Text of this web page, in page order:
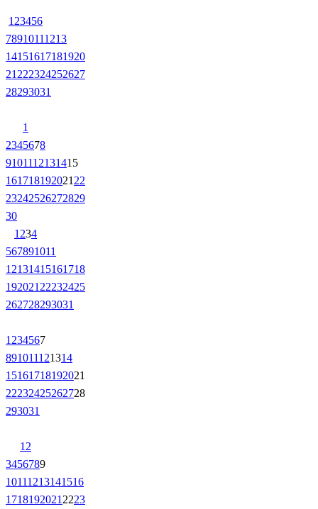
1 23456
78910111213
14151617181920
21 222324252627
28293031
1
2345678
9101112131415
161718192021 22
23242526272829
30
1 234
567891011
12131415161718
192021 22232425
262728293031
1 234567
891011121314
15161718192021
22232425262728
293031
1 2
3456789
10111213141516
1718192021 2223